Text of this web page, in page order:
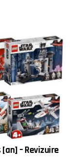
[an] – Revizuire